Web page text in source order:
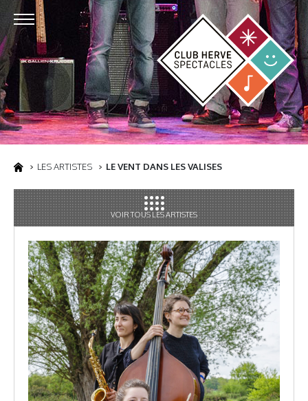
LES ARTISTES LE VENT DANS LES VALISES
VOIR TOUS LES ARTISTES